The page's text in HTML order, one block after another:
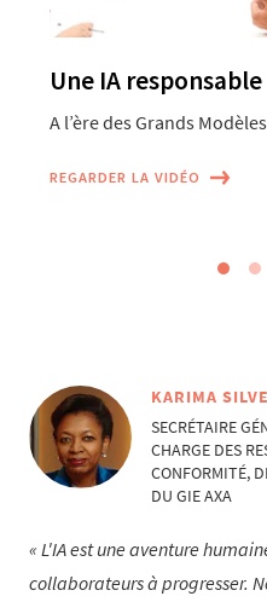
Une IA responsable
A l’ère des Grands
REGARDER LA VIDÉO
KARIMA
SECRÉTAIRE
CHARGE DES
CONFORMITÉ,
DU GIE AXA
L'IA est une aventure
collaborateurs à progresser.